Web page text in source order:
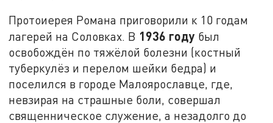
Протоиерея Романа приговорили к 10 годам
лагерей на Соловках. В 1936 году был
освобождён по тяжёлой болезни (костный
туберкулёз и перелом шейки бедра) и
поселился в городе Малоярославце, где,
невзирая на страшные боли, совершал
священническое служение, а незадолго до